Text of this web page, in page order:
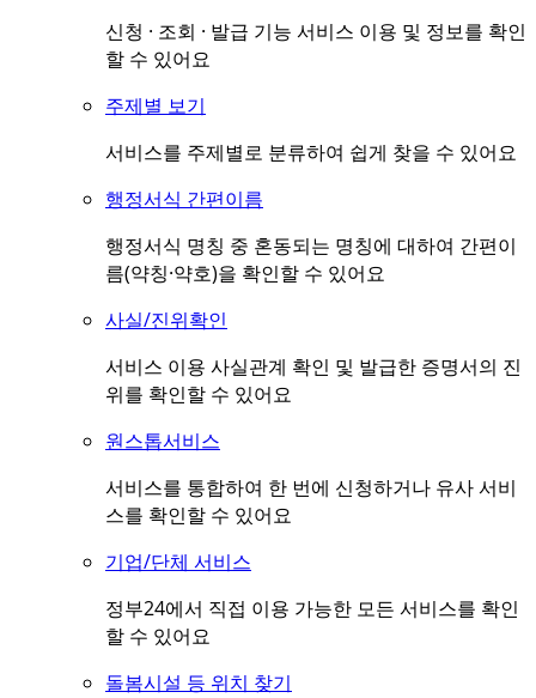
신청 · 조회 · 발급 기능 서비스 이용 및 정보를 확인
할 수 있어요
주제별 보기
서비스를 주제별로 분류하여 쉽게 찾을 수 있어요
행정서식 간편이름
행정서식 명칭 중 혼동되는 명칭에 대하여 간편이
름(약칭·약호)을 확인할 수 있어요
사실/진위확인
서비스 이용 사실관계 확인 및 발급한 증명서의 진
위를 확인할 수 있어요
원스톱서비스
서비스를 통합하여 한 번에 신청하거나 유사 서비
스를 확인할 수 있어요
기업/단체 서비스
정부24에서 직접 이용 가능한 모든 서비스를 확인
할 수 있어요
돌봄시설 등 위치 찾기